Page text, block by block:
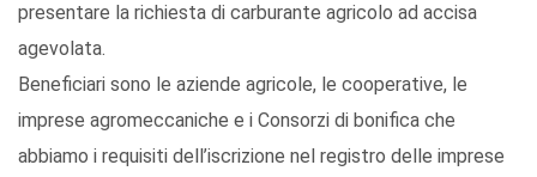
presentare la richiesta di carburante agricolo ad accisa
agevolata.
Beneficiari sono le aziende agricole, le cooperative, le
imprese agromeccaniche e i Consorzi di bonifica che
abbiamo i requisiti dell’iscrizione nel registro delle imprese